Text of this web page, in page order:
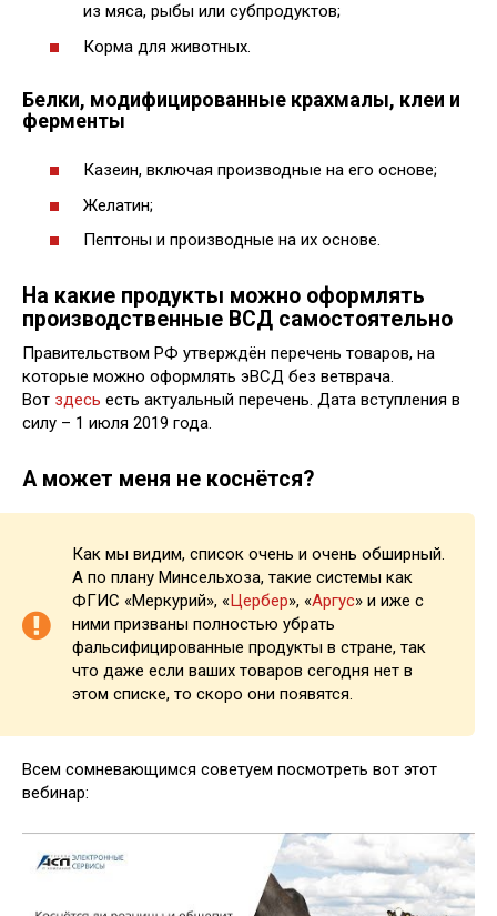
из мяса, рыбы или субпродуктов;
Корма для животных.
Белки, модифицированные крахмалы, клеи и
ферменты
Казеин, включая производные на его основе;
Желатин;
Пептоны и производные на их основе.
На какие продукты можно оформлять
производственные ВСД самостоятельно
Правительством РФ утверждён перечень товаров, на
которые можно оформлять эВСД без ветврача.
Вот здесь есть актуальный перечень. Дата вступления в
силу – 1 июля 2019 года.
А может меня не коснётся?
Как мы видим, список очень и очень обширный.
А по плану Минсельхоза, такие системы как
ФГИС «Меркурий», «Цербер», «Аргус» и иже с
ними призваны полностью убрать
фальсифицированные продукты в стране, так
что даже если ваших товаров сегодня нет в
этом списке, то скоро они появятся.
Всем сомневающимся советуем посмотреть вот этот
вебинар: